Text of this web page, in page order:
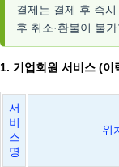
결제는 결제 후 즉
후 취소·환불이 불가
1. 기업회원 서비스 (이
서
비
스
명
위